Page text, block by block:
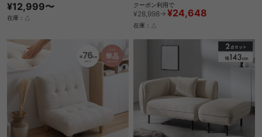
¥12,999〜
在庫：△
クーポン利用で
¥28,998→ ¥24,648
在庫：△